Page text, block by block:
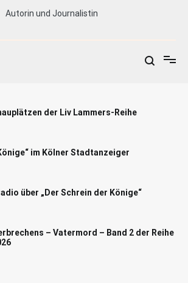
Autorin und Journalistin
der Liv Lammers-Reihe
im Kölner Stadtanzeiger
über „Der Schrein der Könige“
– Vatermord – Band 2 der Reihe